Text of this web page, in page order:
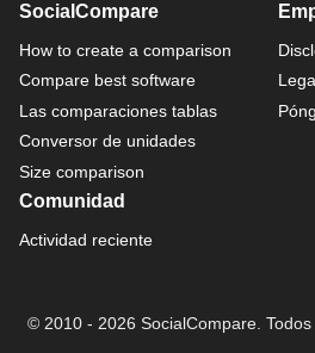
SocialCompare
How to create a comparison
Compare best software
Las comparaciones tablas
Conversor de unidades
Size comparison
Comunidad
Actividad reciente
© 2010 - 2026 SocialCompare.